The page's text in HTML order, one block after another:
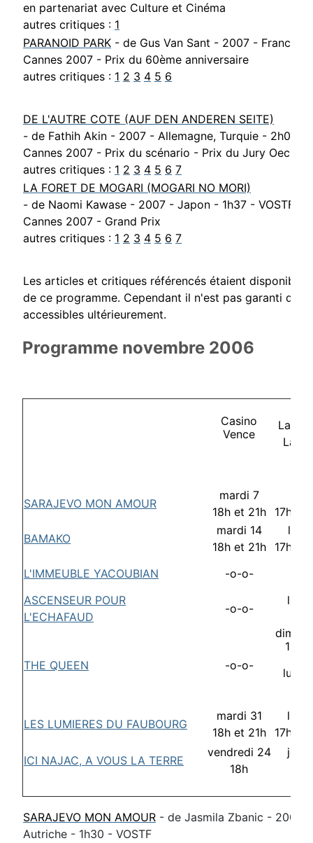
en partenariat avec Culture et Cinéma
autres critiques : 1
PARANOID PARK - de Gus Van Sant - 2007 - France,
Cannes 2007 - Prix du 60ème anniversaire
autres critiques : 1 2 3 4 5 6
DE L'AUTRE COTE (AUF DEN ANDEREN SEITE)
- de Fathih Akin - 2007 - Allemagne, Turquie - 2h02 -
Cannes 2007 - Prix du scénario - Prix du Jury
autres critiques : 1 2 3 4 5 6 7
LA FORET DE MOGARI (MOGARI NO MORI)
- de Naomi Kawase - 2007 - Japon - 1h37 - VOSTF
Cannes 2007 - Grand Prix
autres critiques : 1 2 3 4 5 6 7
Les articles et critiques référencés étaient
de ce programme. Cependant il n'est pas garanti que
accessibles ultérieurement.
Programme novembre 2006
Casino
Vence
La
La
SARAJEVO MON AMOUR
mardi 7
18h et 21h
17h30
BAMAKO
mardi 14
18h et 21h
17h30
L'IMMEUBLE YACOUBIAN
-o-o-
ASCENSEUR POUR
L'ECHAFAUD
-o-o-
THE QUEEN -o-o-
lundi
LES LUMIERES DU FAUBOURG
mardi 31
18h et 21h
17h30
ICI NAJAC, A VOUS LA TERRE
vendredi 24
18h
SARAJEVO MON AMOUR - de Jasmila Zbanic - 2006
Autriche - 1h30 - VOSTF